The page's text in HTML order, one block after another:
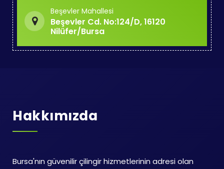
Beşevler Mahallesi
Beşevler Cd. No:124/D, 16120
Nilüfer/Bursa
Hakkımızda
Bursa'nın güvenilir çilingir hizmetlerinin adresi olan